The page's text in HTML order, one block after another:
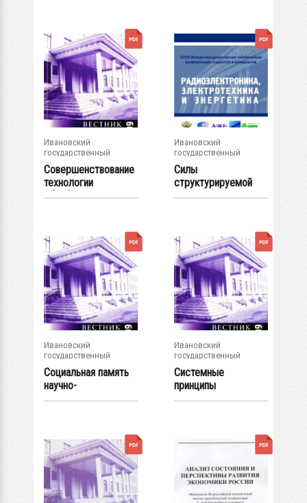
Ивановский
государственный
энергетический...
Совершенствование
технологии
обработки воды с...
Ивановский
государственный
энергетический...
Силы
структурируемой
магнитной жидкости
Ивановский
государственный
энергетический...
Социальная память
научно-
педагогической...
Ивановский
государственный
энергетический...
Системные
принципы
построения